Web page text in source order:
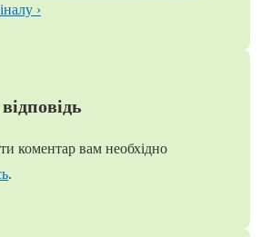
›
коментар вам необхідно
.